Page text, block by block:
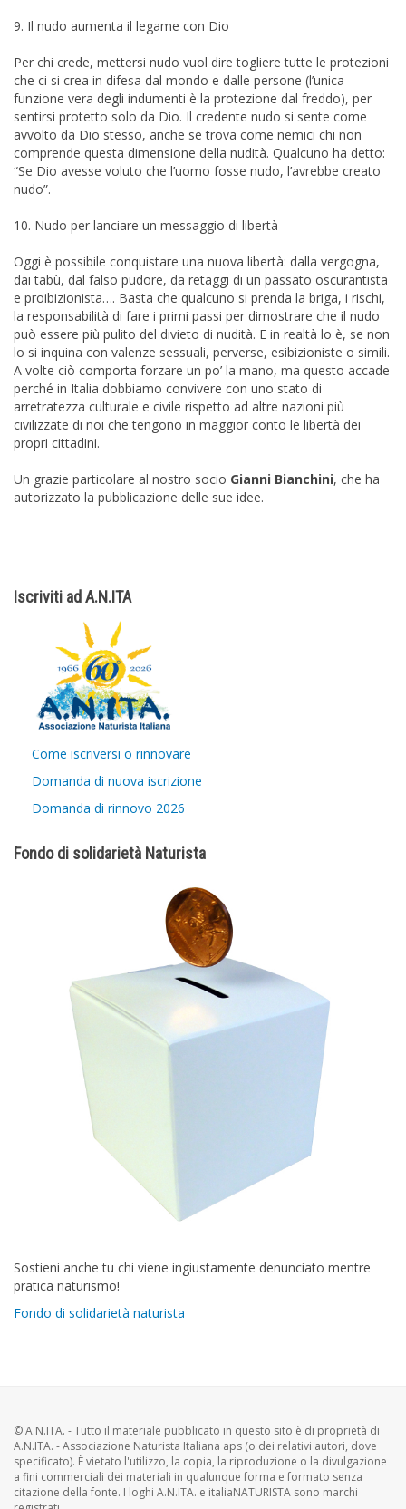
9. Il nudo aumenta il legame con Dio
Per chi crede, mettersi nudo vuol dire togliere tutte le protezioni
che ci si crea in difesa dal mondo e dalle persone (l’unica
funzione vera degli indumenti è la protezione dal freddo), per
sentirsi protetto solo da Dio. Il credente nudo si sente come
avvolto da Dio stesso, anche se trova come nemici chi non
comprende questa dimensione della nudità. Qualcuno ha detto:
“Se Dio avesse voluto che l’uomo fosse nudo, l’avrebbe creato
nudo”.
10. Nudo per lanciare un messaggio di libertà
Oggi è possibile conquistare una nuova libertà: dalla vergogna,
dai tabù, dal falso pudore, da retaggi di un passato oscurantista
e proibizionista…. Basta che qualcuno si prenda la briga, i rischi,
la responsabilità di fare i primi passi per dimostrare che il nudo
può essere più pulito del divieto di nudità. E in realtà lo è, se non
lo si inquina con valenze sessuali, perverse, esibizioniste o simili.
A volte ciò comporta forzare un po’ la mano, ma questo accade
perché in Italia dobbiamo convivere con uno stato di
arretratezza culturale e civile rispetto ad altre nazioni più
civilizzate di noi che tengono in maggior conto le libertà dei
propri cittadini.
Un grazie particolare al nostro socio Gianni Bianchini, che ha
autorizzato la pubblicazione delle sue idee.
Iscriviti ad A.N.ITA
Come iscriversi o rinnovare
Domanda di nuova iscrizione
Domanda di rinnovo 2026
Fondo di solidarietà Naturista
Sostieni anche tu chi viene ingiustamente denunciato mentre
pratica naturismo!
Fondo di solidarietà naturista
© A.N.ITA. - Tutto il materiale pubblicato in questo sito è di proprietà di
A.N.ITA. - Associazione Naturista Italiana aps (o dei relativi autori, dove
specificato). È vietato l'utilizzo, la copia, la riproduzione o la divulgazione
a fini commerciali dei materiali in qualunque forma e formato senza
citazione della fonte. I loghi A.N.ITA. e italiaNATURISTA sono marchi